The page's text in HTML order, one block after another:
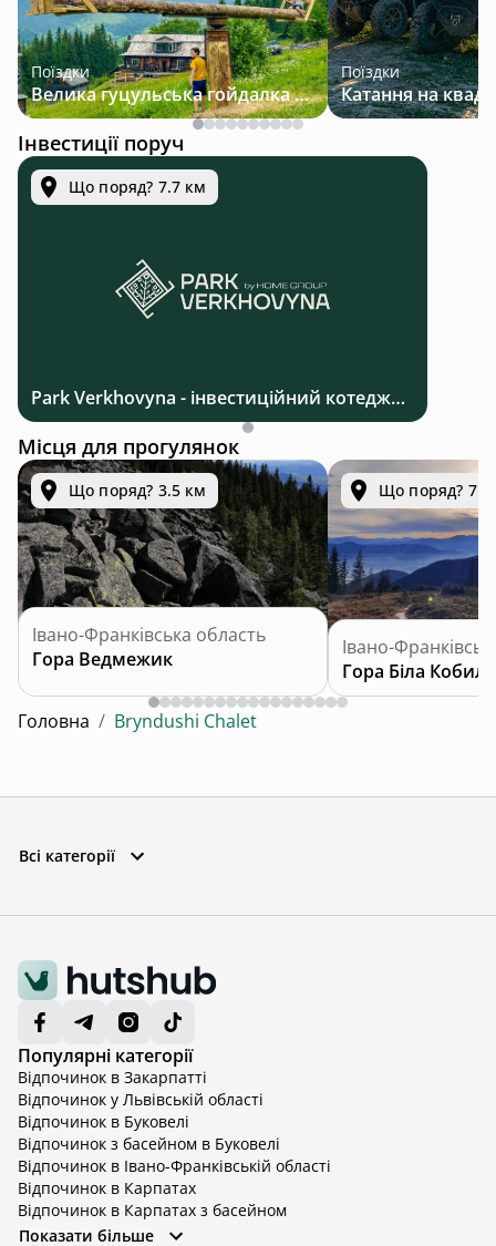
Поїздки
Велика гуцульська гойдалка — джип-тур у Карпатах
Поїздки
Інвестиції поруч
Що поряд? 7.7 км
Park Verkhovyna - інвестиційний котеджний комплекс біля Верховини в Карпатах
Місця для прогулянок
Що поряд? 3.5 км
Івано-Франківська область
Гора Ведмежик
Що поряд? 7.0
Івано-
Гора Біла Кобила
Головна / Bryndushi Chalet
Всі категорії
Популярні категорії
Відпочинок в Закарпатті
Відпочинок у Львівській області
Відпочинок в Буковелі
Відпочинок з басейном в Буковелі
Відпочинок в Івано-Франківській області
Відпочинок в Карпатах
Відпочинок в Карпатах з басейном
Відпочинок в Київській області
Показати більше